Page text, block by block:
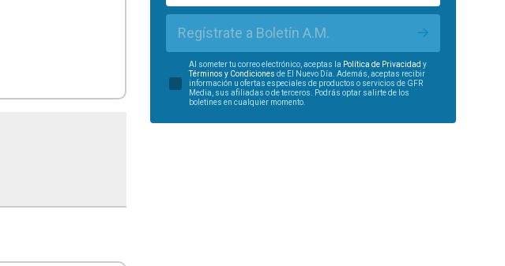
Regístrate a Boletín A.M.
Al someter tu correo electrónico, aceptas la Política de Privacidad y
Términos y Condiciones de El Nuevo Día. Además, aceptas recibir
información u ofertas especiales de productos o servicios de GFR
Media, sus afiliadas o de terceros. Podrás optar salirte de los
boletines en cualquier momento.